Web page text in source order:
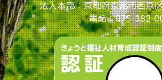
法人本部：京都府京都市西京
電話：075-382-